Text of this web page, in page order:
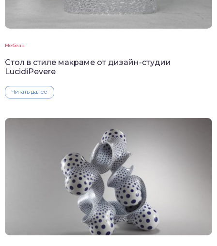
Мебель
Стол в стиле макраме от дизайн-студии
LucidiPevere
Читать далее